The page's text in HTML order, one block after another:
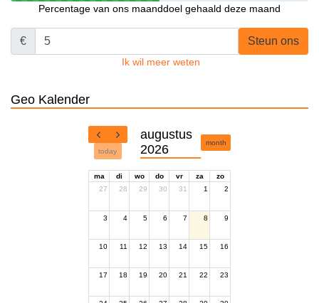
Percentage van ons maanddoel gehaald deze maand
€ Steun ons
Ik wil meer weten
Geo Kalender
today
augustus
2026
month
ma di wo do vr za
zo
27
28 29 30 31 1 2
3 4 5 6 7 8 9
10 11 12 13 14 15 16
17 18 19 20 21 22 23